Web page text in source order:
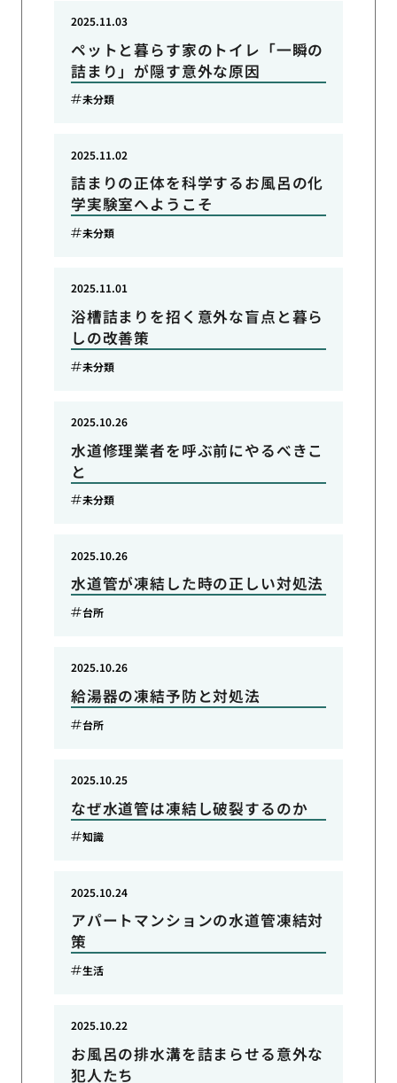
ペットと暮らす家のトイレ「一瞬の
詰まり」が隠す意外な原因
2025.11.03
未分類
詰まりの正体を科学するお風呂の化
学実験室へようこそ
2025.11.02
未分類
浴槽詰まりを招く意外な盲点と暮ら
しの改善策
2025.11.01
未分類
水道修理業者を呼ぶ前にやるべきこ
と
2025.10.26
未分類
水道管が凍結した時の正しい対処法
2025.10.26
台所
給湯器の凍結予防と対処法
2025.10.26
台所
なぜ水道管は凍結し破裂するのか
2025.10.25
知識
アパートマンションの水道管凍結対
策
2025.10.24
生活
お風呂の排水溝を詰まらせる意外な
犯人たち
2025.10.22